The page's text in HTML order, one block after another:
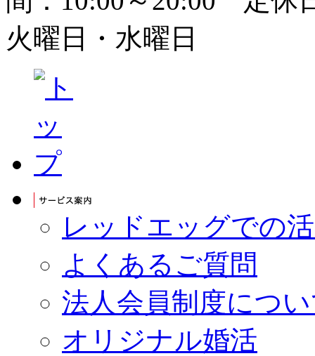
レッドエッグでの
よくあるご質問
法人会員制度につ
オリジナル婚活